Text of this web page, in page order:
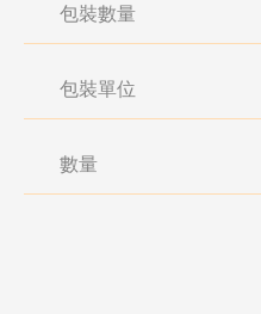
包裝數量
包裝單位
數量